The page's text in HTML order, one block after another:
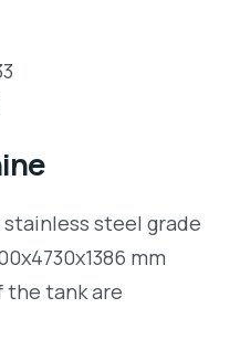
steel grade
mm
the tank are